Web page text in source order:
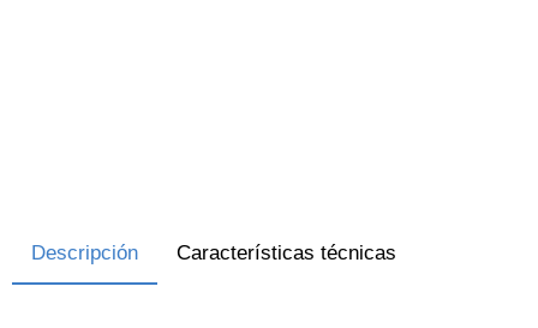
Descripción Características técnicas